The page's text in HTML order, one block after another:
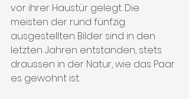
vor ihrer Haustür gelegt. Die
meisten der rund fünfzig
ausgestellten Bilder sind in den
letzten Jahren entstanden, stets
draussen in der Natur, wie das Paar
es gewohnt ist.